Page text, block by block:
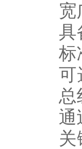
宽
具
标
可
总
通